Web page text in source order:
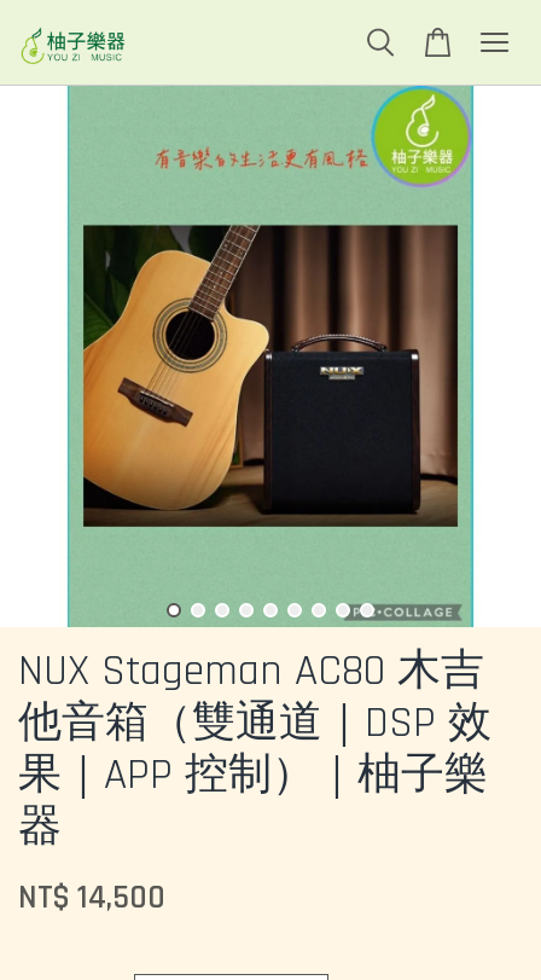
NUX Stageman AC80 木吉
他音箱（雙通道｜DSP 效
果｜APP 控制）｜柚子樂
器
NT$ 14,500